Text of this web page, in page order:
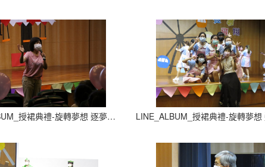
LINE_ALBUM_授裙典禮-旋轉夢想 逐夢飛翔_210927_17